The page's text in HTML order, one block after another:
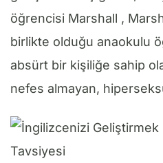
öğrencisi Marshall ,
birlikte olduğu anaokulu
absürt bir kişiliğe sahip
nefes almayan,